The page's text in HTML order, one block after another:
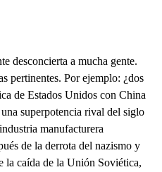
desconcierta a mucha gente.
pertinentes. Por ejemplo: ¿dos
de Estados Unidos con China
superpotencia rival del siglo
manufacturera
de la derrota del nazismo y
la caída de la Unión Soviética,